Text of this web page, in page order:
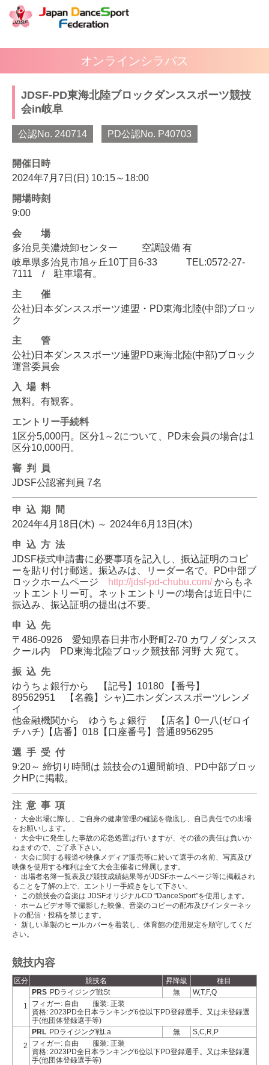
オンラインシラバス
JDSF-PD東海北陸ブロックダンススポーツ競技
会in岐阜
公認No. 240714 PD公認No. P40703
開催日時
2024年7月7日(日) 10:15～18:00
開場時刻
9:00
会場
多治見美濃焼卸センター
空調設備 有
岐阜県多治見市旭ヶ丘10丁目6-33 TEL:0572-27-
7111 / 駐車場有。
主催
公社)日本ダンススポーツ連盟・PD東海北陸(中部)ブロッ
ク
主管
公社)日本ダンススポーツ連盟PD東海北陸(中部)ブロック
運営委員会
入場料
無料。有観客。
エントリー手続料
1区分5,000円。区分1～2について、PD未会員の場合は1
区分10,000円。
審判員
JDSF公認審判員 7名
申込期間
2024年4月18日(木) ～ 2024年6月13日(木)
申込方法
JDSF様式申請書に必要事項を記入し、振込証明のコピ
ーを貼り付け郵送。振込みは、リーダー名で。PD中部ブ
ロックホームページ
http://jdsf-pd-chubu.com/からもネ
ットエントリー可。ネットエントリーの場合は近日中に
振込み、振込証明の提出は不要。
申込先
〒486-0926 愛知県春日井市小野町2-70 カワノダンスス
クール内 PD東海北陸ブロック競技部 河野 大 宛て。
振込先
ゆうちょ銀行から 【記号】10180 【番号】
89562951 【名義】シャ)二ホンダンススポーツレンメ
イ
他金融機関から ゆうちょ銀行 【店名】0一八(ゼロイ
チハチ)【店番】018【口座番号】普通8956295
選手受付
9:20～ 締切り時間は 競技会の1週間前頃、PD中部ブロッ
クHPに掲載。
注意事項
・ 大会出場に際し、ご自身の健康管理の確認を徹底し、自己責任での出場
をお願いします。
・ 大会中に発生した事故の応急処置は行いますが、その後の責任は負いか
ねますので、ご了承下さい。
・ 大会に関する報道や映像メディア販売等に於いて選手の名前、写真及び
映像を使用する権利は全て大会主催者に帰属します。
・ 出場者名簿一覧表及び競技成績結果等がJDSFホームページ等に掲載され
ることを了解の上で、エントリー手続きをして下さい。
・ この競技会の音楽は JDSFオリジナルCD "DanceSport"を使用します。
・ ホームビデオ等で撮影した映像、音楽のコピーの配布及びインターネッ
トの配信・投稿を禁じます。
・ 新しい革製のヒールカバーを着装し、体育館の使用規定を順守してくだ
さい。
競技内容
区分 競技名 昇降級 種目
1
PRS PDライジング戦St 無
W,T,F,Q
フィガー: 自由
服装: 正装
資格: 2023PD全日本ランキング6位以下PD登録選手。又は未登録選
手(他団体登録選手等)
2
PRL PDライジング戦La 無
S,C,R,P
フィガー: 自由
服装: 正装
資格: 2023PD全日本ランキング6位以下PD登録選手。又は未登録選
手(他団体登録選手等)